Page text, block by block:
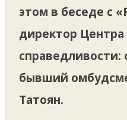
этом в беседе с
директор Центра
справедливости:
бывший
Татоян.